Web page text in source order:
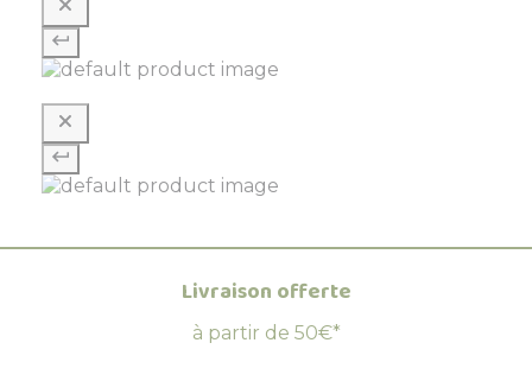
Livraison offerte
à partir de 50€*